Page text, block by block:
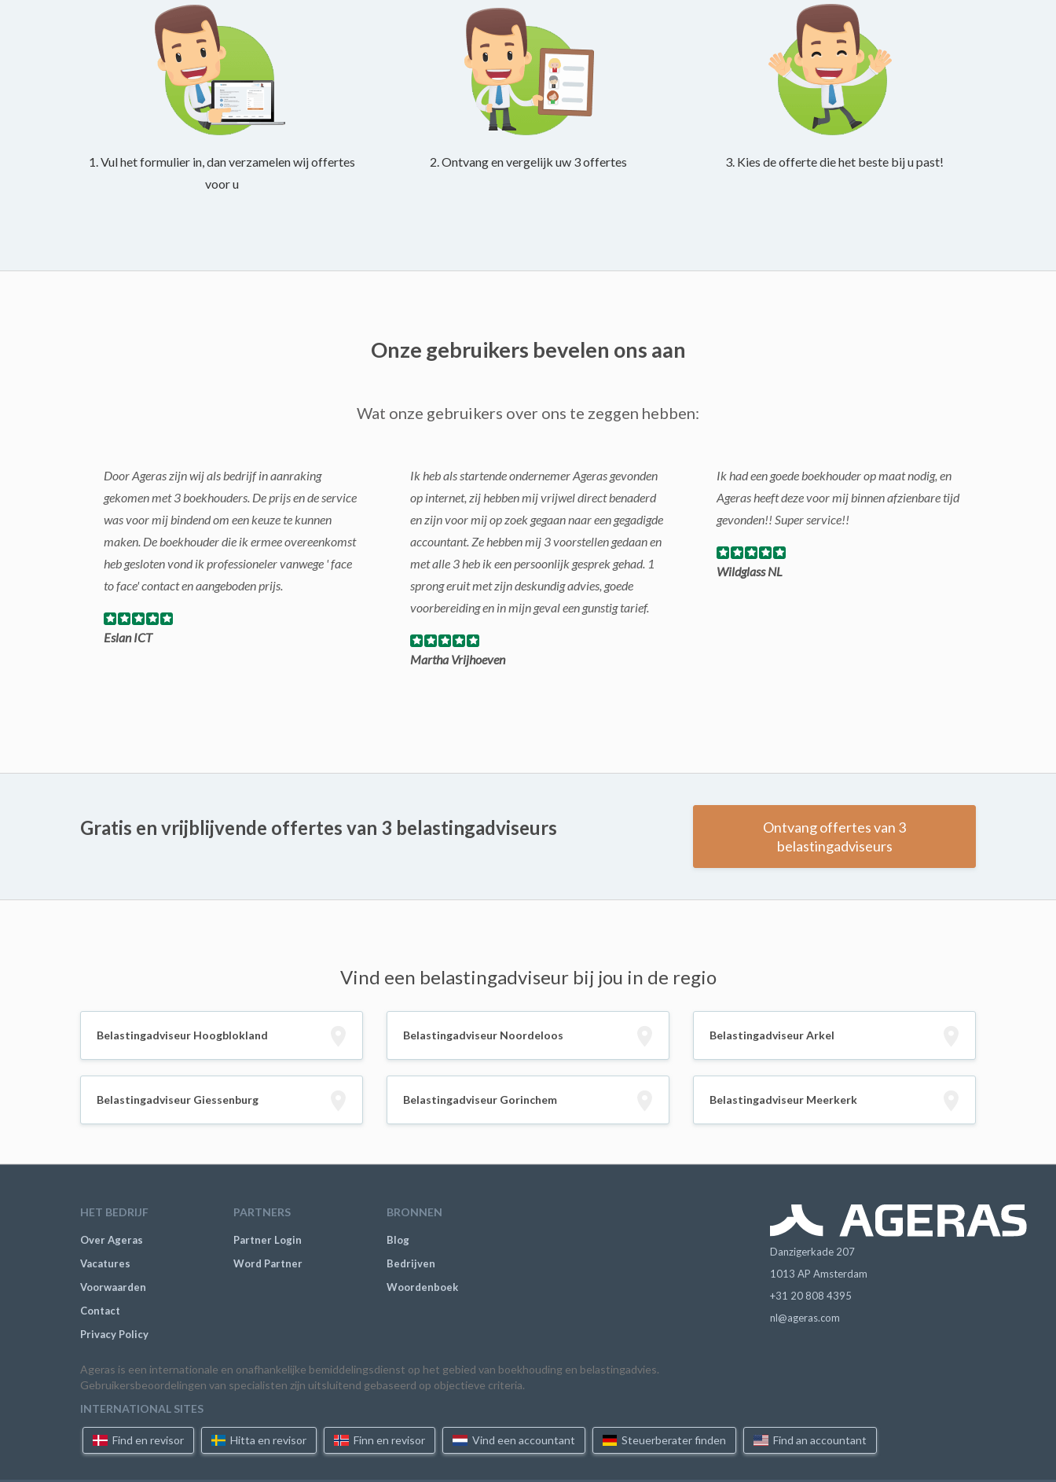
1. Vul het formulier in, dan verzamelen wij offertes
voor u
2. Ontvang en vergelijk uw 3 offertes 3. Kies de offerte die het beste bij u past!
Onze gebruikers bevelen ons aan
Wat onze gebruikers over ons te zeggen hebben:
Door Ageras zijn wij als bedrijf in aanraking
gekomen met 3 boekhouders. De prijs en de service
was voor mij bindend om een keuze te kunnen
maken. De boekhouder die ik ermee overeenkomst
heb gesloten vond ik professioneler vanwege ' face
to face' contact en aangeboden prijs.
Eslan ICT
Ik heb als startende ondernemer Ageras gevonden
op internet, zij hebben mij vrijwel direct benaderd
en zijn voor mij op zoek gegaan naar een gegadigde
accountant. Ze hebben mij 3 voorstellen gedaan en
met alle 3 heb ik een persoonlijk gesprek gehad. 1
sprong eruit met zijn deskundig advies, goede
voorbereiding en in mijn geval een gunstig tarief.
Martha Vrijhoeven
Ik had een goede boekhouder op maat nodig, en
Ageras heeft deze voor mij binnen afzienbare tijd
gevonden!! Super service!!
Wildglass NL
Gratis en vrijblijvende offertes van 3 belastingadviseurs
Ontvang offertes van 3
belastingadviseurs
Vind een belastingadviseur bij jou in de regio
Belastingadviseur Hoogblokland Belastingadviseur Noordeloos Belastingadviseur Arkel
Belastingadviseur Giessenburg Belastingadviseur Gorinchem Belastingadviseur Meerkerk
HET BEDRIJF
Over Ageras
Vacatures
Voorwaarden
Contact
Privacy Policy
PARTNERS
Partner Login
Word Partner
BRONNEN
Blog
Bedrijven
Woordenboek
Danzigerkade 207
1013 AP Amsterdam
+31 20 808 4395
nl@ageras.com
Ageras is een internationale en onafhankelijke bemiddelingsdienst op het gebied van boekhouding en belastingadvies.
Gebruikersbeoordelingen van specialisten zijn uitsluitend gebaseerd op objectieve criteria.
INTERNATIONAL SITES
Find en revisor Hitta en revisor Finn en revisor Vind een accountant Steuerberater finden Find an accountant